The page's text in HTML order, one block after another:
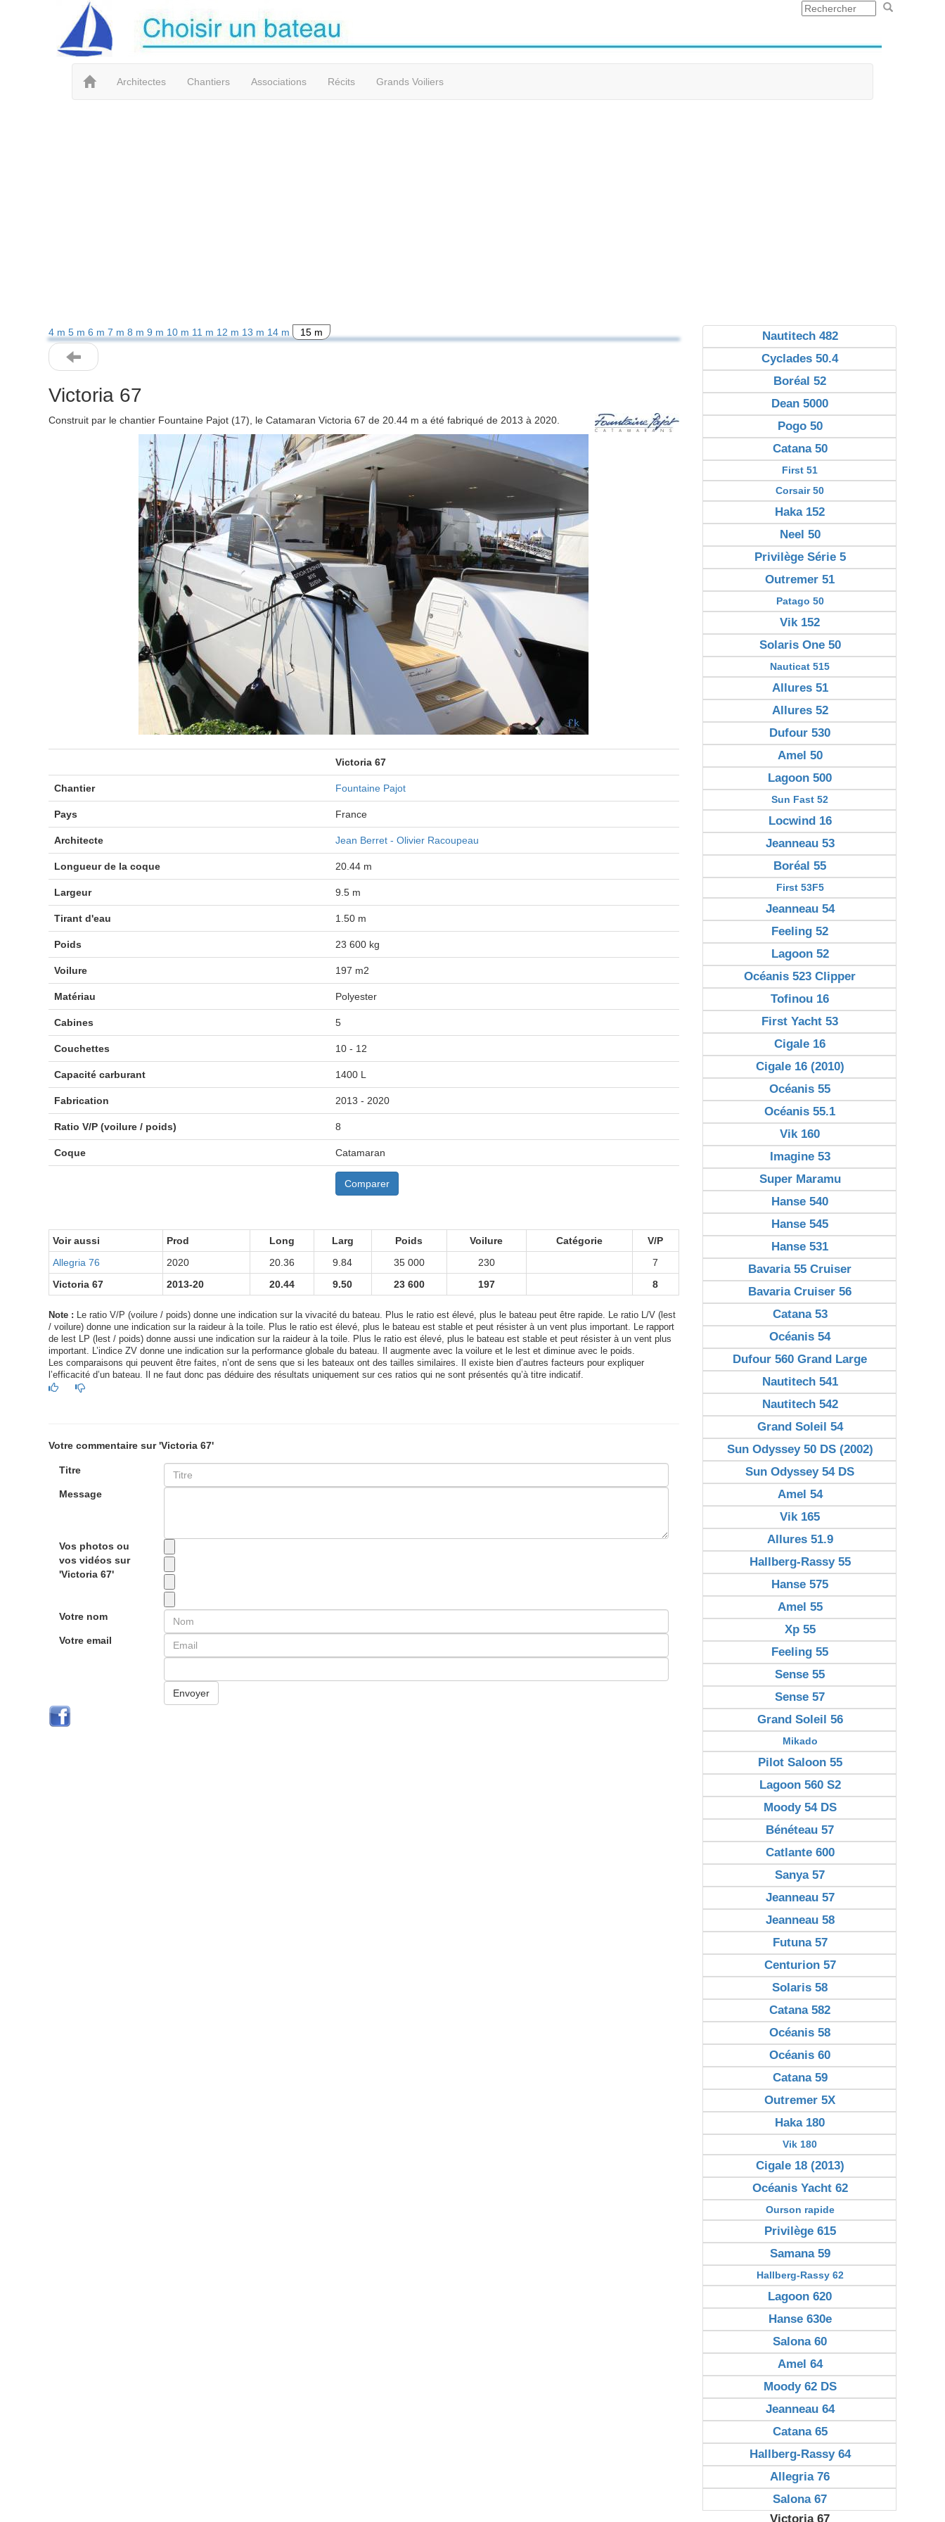
Architectes Chantiers Associations Récits Grands Voiliers
4 m 5 m 6 m 7 m 8 m 9 m 10 m 11 m 12 m 13 m 14 m 15 m
Victoria 67
Construit par le chantier Fountaine Pajot (17), le Catamaran Victoria 67 de 20.44 m a été fabriqué de 2013 à 2020.
Victoria 67
Chantier Fountaine Pajot
Pays France
Architecte Jean Berret - Olivier Racoupeau
Longueur de la coque 20.44 m
Largeur 9.5 m
Tirant d'eau 1.50 m
Poids 23 600 kg
Voilure 197 m2
Matériau Polyester
Cabines 5
Couchettes 10 - 12
Capacité carburant 1400 L
Fabrication 2013 - 2020
Ratio V/P (voilure / poids) 8
Coque Catamaran
Comparer
Voir aussi Prod Long Larg Poids Voilure Catégorie
V/P
Allegria 76
2020 20.36 9.84 35 000 230
7
Victoria 67
2013-20 20.44 9.50 23 600 197 8
Note : Le ratio V/P (voilure / poids) donne une indication sur la vivacité du bateau. Plus le ratio est élevé, plus le bateau peut être rapide. Le ratio L/V (lest
/ voilure) donne une indication sur la raideur à la toile. Plus le ratio est élevé, plus le bateau est stable et peut résister à un vent plus important. Le rapport
de lest LP (lest / poids) donne aussi une indication sur la raideur à la toile. Plus le ratio est élevé, plus le bateau est stable et peut résister à un vent plus
important. L’indice ZV donne une indication sur la performance globale du bateau. Il augmente avec la voilure et le lest et diminue avec le poids.
Les comparaisons qui peuvent être faites, n’ont de sens que si les bateaux ont des tailles similaires. Il existe bien d’autres facteurs pour expliquer
l’efficacité d’un bateau. Il ne faut donc pas déduire des résultats uniquement sur ces ratios qui ne sont présentés qu’à titre indicatif.
Votre commentaire sur 'Victoria 67'
Titre
Message
Vos photos ou
vos vidéos sur
'Victoria 67'
Votre nom
Votre email
Envoyer
Nautitech 482
Cyclades 50.4
Boréal 52
Dean 5000
Pogo 50
Catana 50
First 51
Corsair 50
Haka 152
Neel 50
Privilège Série 5
Outremer 51
Patago 50
Vik 152
Solaris One 50
Nauticat 515
Allures 51
Allures 52
Dufour 530
Amel 50
Lagoon 500
Sun Fast 52
Locwind 16
Jeanneau 53
Boréal 55
First 53F5
Jeanneau 54
Feeling 52
Lagoon 52
Océanis 523 Clipper
Tofinou 16
First Yacht 53
Cigale 16
Cigale 16 (2010)
Océanis 55
Océanis 55.1
Vik 160
Imagine 53
Super Maramu
Hanse 540
Hanse 545
Hanse 531
Bavaria 55 Cruiser
Bavaria Cruiser 56
Catana 53
Océanis 54
Dufour 560 Grand Large
Nautitech 541
Nautitech 542
Grand Soleil 54
Sun Odyssey 50 DS (2002)
Sun Odyssey 54 DS
Amel 54
Vik 165
Allures 51.9
Hallberg-Rassy 55
Hanse 575
Amel 55
Xp 55
Feeling 55
Sense 55
Sense 57
Grand Soleil 56
Mikado
Pilot Saloon 55
Lagoon 560 S2
Moody 54 DS
Bénéteau 57
Catlante 600
Sanya 57
Jeanneau 57
Jeanneau 58
Futuna 57
Centurion 57
Solaris 58
Catana 582
Océanis 58
Océanis 60
Catana 59
Outremer 5X
Haka 180
Vik 180
Cigale 18 (2013)
Océanis Yacht 62
Ourson rapide
Privilège 615
Samana 59
Hallberg-Rassy 62
Lagoon 620
Hanse 630e
Salona 60
Amel 64
Moody 62 DS
Jeanneau 64
Catana 65
Hallberg-Rassy 64
Allegria 76
Salona 67
Victoria 67